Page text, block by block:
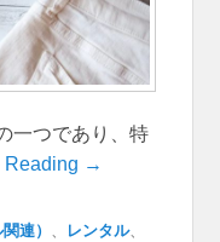
一つであり、特
Reading →
連） 、 レンタル、